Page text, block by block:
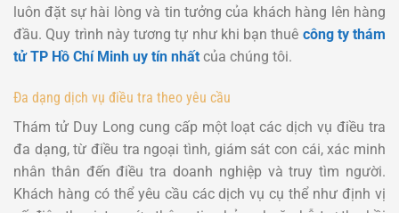
luôn đặt sự hài lòng và tin tưởng của khách hàng lên hàng
đầu. Quy trình này tương tự như khi bạn thuê công ty thám
tử TP Hồ Chí Minh uy tín nhất của chúng tôi.
Đa dạng dịch vụ điều tra theo yêu cầu
Thám tử Duy Long cung cấp một loạt các dịch vụ điều tra
đa dạng, từ điều tra ngoại tình, giám sát con cái, xác minh
nhân thân đến điều tra doanh nghiệp và truy tìm người.
Khách hàng có thể yêu cầu các dịch vụ cụ thể như định vị